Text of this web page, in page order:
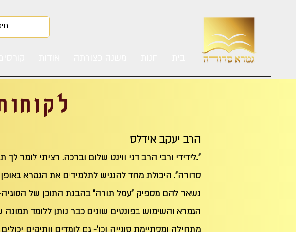
הרב יעקב אידלס
"..לידידי ורבי הרב דני ווינט שלום וברכה. רציתי
סדורה". היכולת מחד להנגיש לתלמידים את הגמרא
נשאר להם מספיק "עמל תורה" בהבנת התוכן של
הגמרא והשימוש בפונטים שונים כבר נותן ללומד
מתחילה ומסתיימת סוגייה וכו'- גם לומדים וותיקים